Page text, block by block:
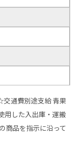
通費別途支給 青果
用した入出庫・運搬
商品を指示に沿って